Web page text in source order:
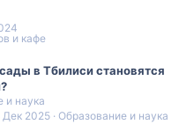
и кафе
в Тбилиси становятся
и наука
Образование и наука
Дек 2025